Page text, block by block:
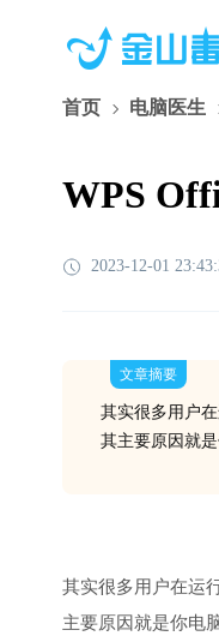
首页 电脑医生
WPS
2023-12-01
文章摘要
其实很多用户
其主要原因就
其实很多用户在运
主要原因就是你电